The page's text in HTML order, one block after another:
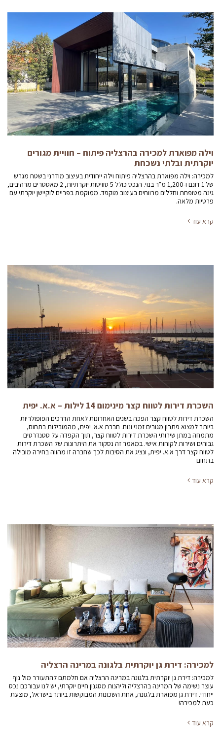
וילה מפוארת למכירה בהרצליה פיתוח – חוויית מגורים
יוקרתית ובלתי נשכחת
למכירה: וילה מפוארת בהרצליה פיתוח וילה ייחודית בעיצוב מודרני בשטח מגרש
של 1 דונם ו-1,200 מ"ר בנוי. הנכס כולל 5 סוויטות יוקרתיות, 2 מאסטרים מרהיבים,
גינה מטופחת וחללים מרווחים בעיצוב מוקפד. ממוקמת בפריים לוקיישן יוקרתי עם
פרטיות מלאה.
קרא עוד
השכרת דירות לטווח קצר מינימום 14 לילות – א.א. יפית
השכרת דירות לטווח קצר הפכה בשנים האחרונות לאחת הדרכים הפופולריות
ביותר למצוא פתרון מגורים זמני ונוח. חברת א.א. יפית, מהמובילות בתחום,
מתמחה במתן שירותי השכרת דירות לטווח קצר, תוך הקפדה על סטנדרטים
גבוהים ושירות לקוחות אישי. במאמר זה נסקור את היתרונות של השכרת דירות
לטווח קצר דרך א.א. יפית, ונציג את הסיבות לכך שחברה זו מהווה בחירה מובילה
בתחום
קרא עוד
למכירה: דירת גן יוקרתית בלגונה במרינה הרצליה
למכירה: דירת גן יוקרתית בלגונה במרינה הרצליה אם חלמתם להתעורר מול נוף
עוצר נשימה של המרינה בהרצליה וליהנות מסגנון חיים יוקרתי, יש לנו עבורכם נכס
ייחודי. דירת גן מפוארת בלגונה, אחת השכונות המבוקשות ביותר בישראל, מוצעת
כעת למכירה!
קרא עוד